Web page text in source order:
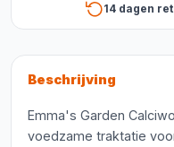
14 dagen
Beschrijving
Emma's Garden
voedzame traktatie